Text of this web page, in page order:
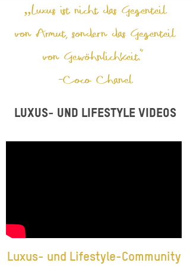
Luxus- und Lifestyle-Community
Luxus- und Lifestyle Videos
„Luxus ist nicht das Gegenteil
von Armut, sondern das Gegenteil
von Gewöhnlichkeit.“
-Coco Chanel